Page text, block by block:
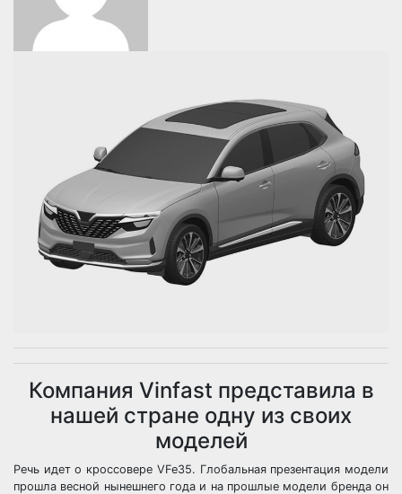
Компания Vinfast представила в
нашей стране одну из своих
моделей
Речь идет о кроссовере VFe35. Глобальная презентация модели
прошла весной нынешнего года и на прошлые модели бренда он